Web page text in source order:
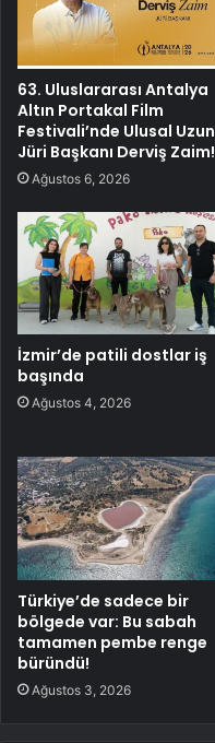
63. Uluslararası Antalya
Altın Portakal Film
Festivali’nde Ulusal Uzun
Jüri Başkanı Derviş Zaim!
Ağustos 6, 2026
İzmir’de patili dostlar iş
başında
Ağustos 4, 2026
Türkiye’de sadece bir
bölgede var: Bu sabah
tamamen pembe renge
büründü!
Ağustos 3, 2026